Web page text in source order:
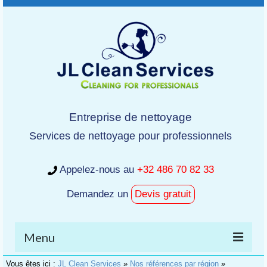
Entreprise de nettoyage
Services de nettoyage pour professionnels
Appelez-nous au +32 486 70 82 33
Demandez un Devis gratuit
Menu
Vous êtes ici : JL Clean Services » Nos références par région »